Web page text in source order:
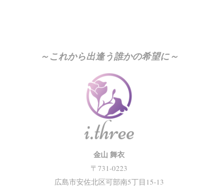
～これから出逢う誰かの希望に～
金山 舞衣
〒731-0223
広島市安佐北区可部南5丁目15-13